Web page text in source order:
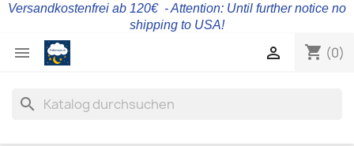
Versandkostenfrei ab 120€ - Attention: Until further notice no
shipping to USA!
 shopping_cart (0)

search